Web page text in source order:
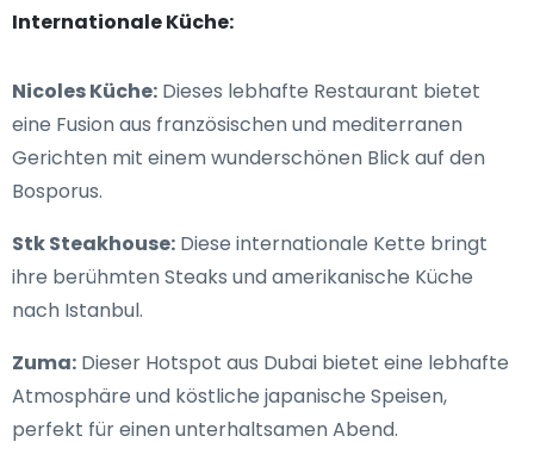
Internationale Küche:
Nicoles Küche: Dieses lebhafte Restaurant bietet
eine Fusion aus französischen und mediterranen
Gerichten mit einem wunderschönen Blick auf den
Bosporus.
Stk Steakhouse: Diese internationale Kette bringt
ihre berühmten Steaks und amerikanische Küche
nach Istanbul.
Zuma: Dieser Hotspot aus Dubai bietet eine lebhafte
Atmosphäre und köstliche japanische Speisen,
perfekt für einen unterhaltsamen Abend.